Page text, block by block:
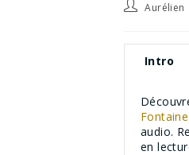
Aurélien
Intro
Fontaine
audio.
en